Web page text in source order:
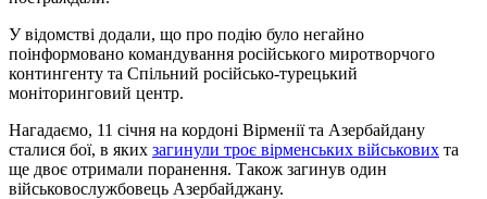
У відомстві додали, що про подію було негайно
поінформовано командування російського миротворчого
контингенту та Спільний російсько-турецький
моніторинговий центр.
Нагадаємо, 11 січня на кордоні Вірменії та Азербайдану
сталися бої, в яких загинули троє вірменських військових та
ще двоє отримали поранення. Також загинув один
військовослужбовець Азербайджану.